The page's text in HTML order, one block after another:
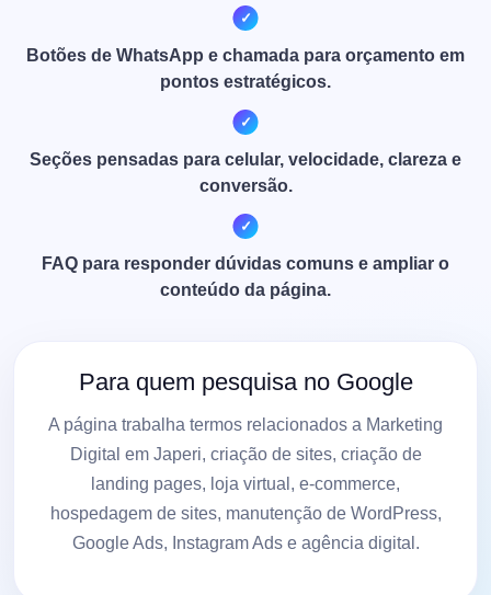
Botões de WhatsApp e chamada para orçamento em
pontos estratégicos.
Seções pensadas para celular, velocidade, clareza e
conversão.
FAQ para responder dúvidas comuns e ampliar o
conteúdo da página.
Para quem pesquisa no Google
A página trabalha termos relacionados a Marketing
Digital em Japeri, criação de sites, criação de
landing pages, loja virtual, e-commerce,
hospedagem de sites, manutenção de WordPress,
Google Ads, Instagram Ads e agência digital.